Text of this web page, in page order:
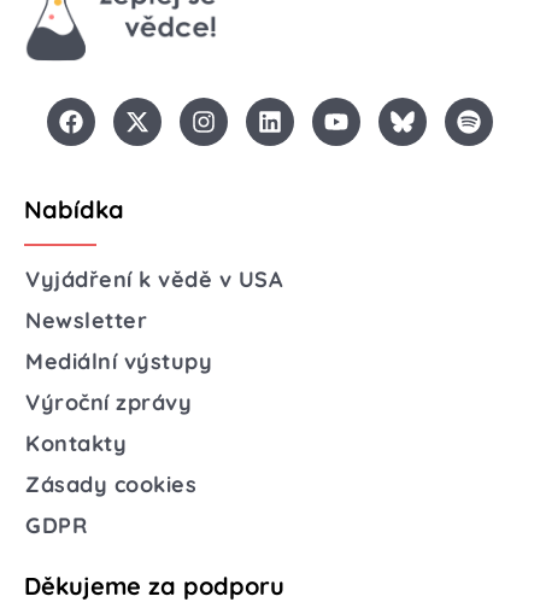
Nabídka
Vyjádření k vědě v USA
Newsletter
Mediální výstupy
Výroční zprávy
Kontakty
Zásady cookies
GDPR
Děkujeme za podporu